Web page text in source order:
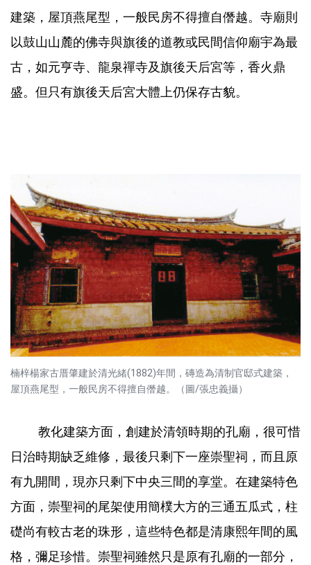
建築，屋頂燕尾型，一般民房不得擅自僭越。寺廟則
以鼓山山麓的佛寺與旗後的道教或民間信仰廟宇為最
古，如元亨寺、龍泉禪寺及旗後天后宮等，香火鼎
盛。但只有旗後天后宮大體上仍保存古貌。
楠梓楊家古厝肇建於清光緒(1882)年間，磚造為清制官邸式建築，
屋頂燕尾型，一般民房不得擅自僭越。（圖/張忠義攝）
教化建築方面，創建於清領時期的孔廟，很可惜
日治時期缺乏維修，最後只剩下一座崇聖祠，而且原
有九開間，現亦只剩下中央三間的享堂。在建築特色
方面，崇聖祠的尾架使用簡樸大方的三通五瓜式，柱
礎尚有較古老的珠形，這些特色都是清康熙年間的風
格，彌足珍惜。崇聖祠雖然只是原有孔廟的一部分，